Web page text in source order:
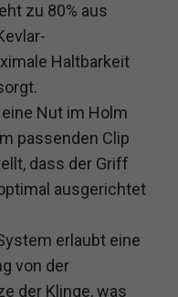
zu 80% aus
Haltbarkeit
Nut im Holm
passenden Clip
dass der Griff
ausgerichtet
erlaubt eine
von der
der Klinge, was